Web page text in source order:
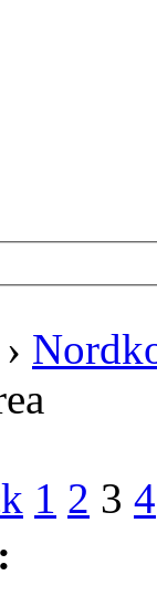
›
1 2 3 4